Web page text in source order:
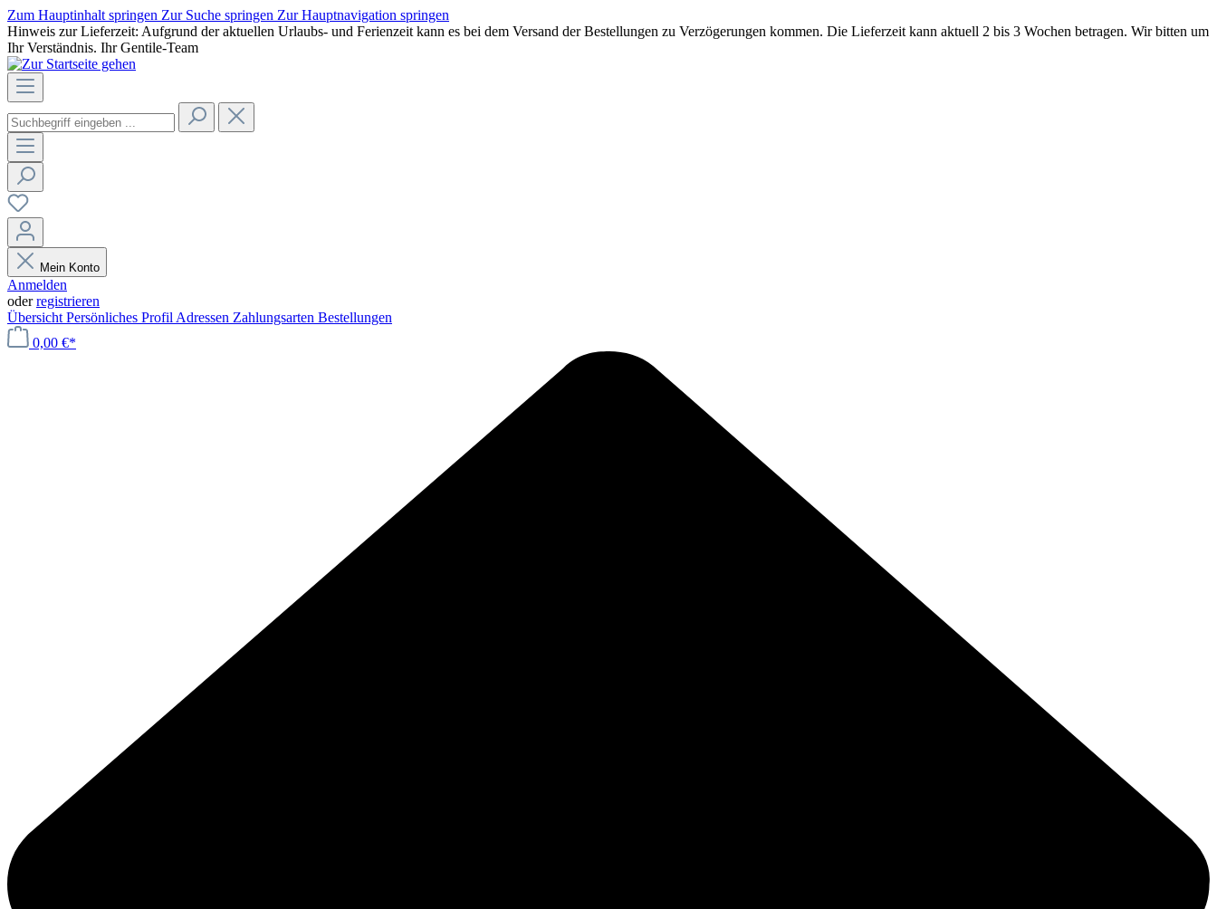
Zum Hauptinhalt springen Zur Suche springen Zur Hauptnavigation springen
Hinweis zur Lieferzeit: Aufgrund der aktuellen Urlaubs- und Ferienzeit kann es bei dem Versand der Bestellungen zu Verzögerungen kommen. Die Lieferzeit kann aktuell 2 bis 3 Wochen betragen. Wir bitten um
Ihr Verständnis. Ihr Gentile-Team
Mein Konto
Anmelden
oderregistrieren
Übersicht Persönliches Profil Adressen Zahlungsarten Bestellungen
0,00 €*